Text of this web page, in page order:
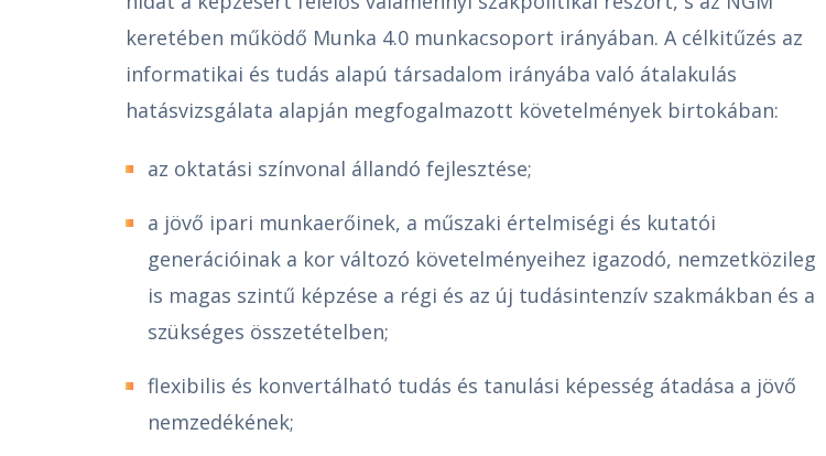
keretében működő Munka 4.0 munkacsoport irányában. A célkitűzés az
informatikai és tudás alapú társadalom irányába való átalakulás
hatásvizsgálata alapján megfogalmazott követelmények birtokában:
az oktatási színvonal állandó fejlesztése;
a jövő ipari munkaerőinek, a műszaki értelmiségi és kutatói
generációinak a kor változó követelményeihez igazodó, nemzetközileg
is magas szintű képzése a régi és az új tudásintenzív szakmákban és a
szükséges összetételben;
flexibilis és konvertálható tudás és tanulási képesség átadása a jövő
nemzedékének;